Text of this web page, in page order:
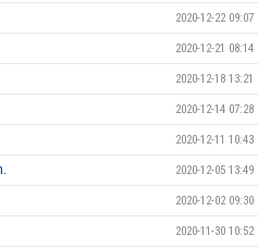
2020-12-22 09:07
2020-12-21 08:14
2020-12-18 13:21
2020-12-14 07:28
2020-12-11 10:43
2020-12-05 13:49
2020-12-02 09:30
2020-11-30 10:52